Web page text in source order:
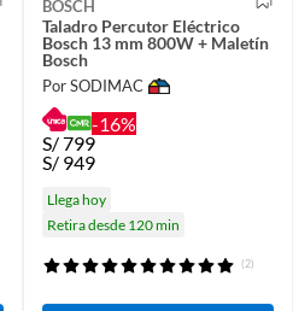
BOSCH
Taladro Percutor Eléctrico
Bosch 13 mm 800W + Maletín
Bosch
Por SODIMAC
-16%
S/799
S/ 949
Llega hoy
Retira desde 120 min
(2)